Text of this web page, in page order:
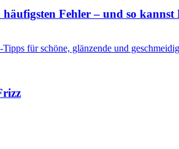
Fehler – und so kannst